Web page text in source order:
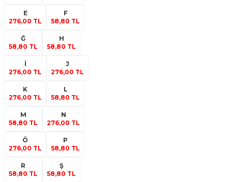
E
276,00 TL
F
58,80 TL
Ğ
58,80 TL
H
58,80 TL
İ
276,00 TL
J
276,00 TL
K
276,00 TL
L
58,80 TL
M
58,80 TL
N
276,00 TL
Ö
276,00 TL
P
58,80 TL
R
58,80 TL
Ş
58,80 TL